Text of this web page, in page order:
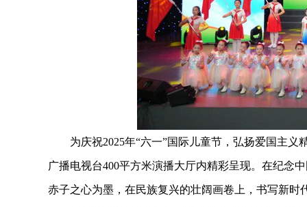
为庆祝2025年“六一”国际儿童节，弘扬爱国主义
广播电视台400平方米演播大厅内精彩呈现。在纪念
赤子之心为墨，在民族复兴的壮阔画卷上，书写新时